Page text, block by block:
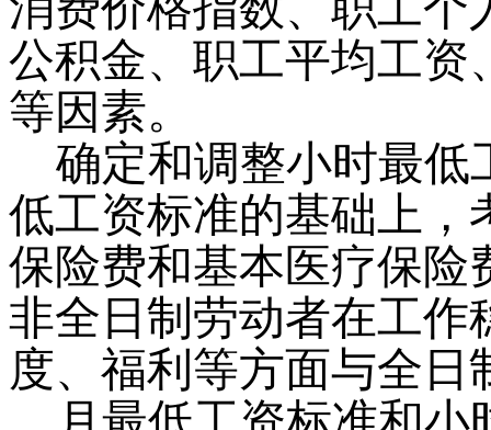
公积金、职工平均工资
等因素。
确定和调整小时最低
低工资标准的基础上，
保险费和基本医疗保险
非全日制劳动者在工作
度、福利等方面与全